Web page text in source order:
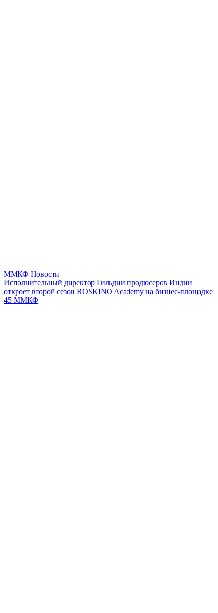
ММКФ Новости
Исполнительный директор Гильдии продюсеров Индии
откроет второй сезон ROSKINO Academy на бизнес-площадке
45 ММКФ